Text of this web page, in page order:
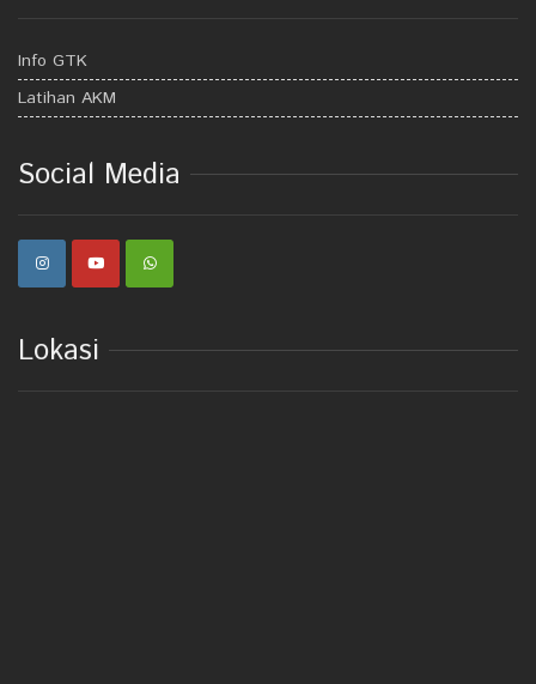
Info GTK
Latihan AKM
Social Media
Lokasi